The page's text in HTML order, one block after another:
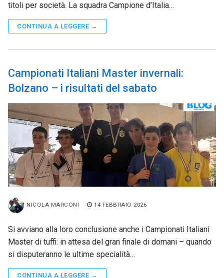
titoli per società. La squadra Campione d’Italia…
CONTINUA A LEGGERE →
Campionati Italiani Master invernali:
Bolzano – i risultati del sabato
NICOLA MARCONI 14 FEBBRAIO 2026
Si avviano alla loro conclusione anche i Campionati Italiani
Master di tuffi: in attesa del gran finale di domani – quando
si disputeranno le ultime specialità…
CONTINUA A LEGGERE →